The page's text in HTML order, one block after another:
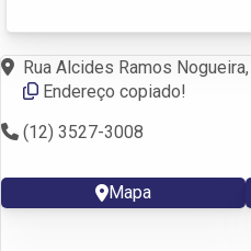
Rua Alcides Ramos
Endereço copiado!
(12) 3527-3008
Mapa